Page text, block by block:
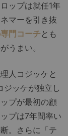
ップは就任1年
マーを引き抜
門コーチとも
うまい。
人コジッケと
ッケが独立し
プが最初の顧
プは7年間率い
。さらに「テ